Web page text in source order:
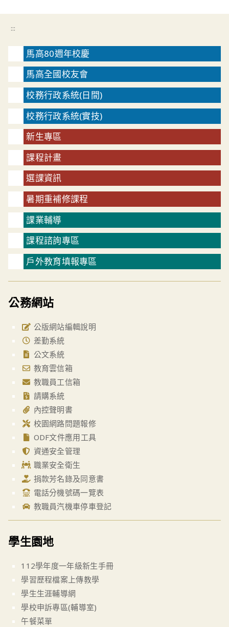
:::
馬高80週年校慶
馬高全國校友會
校務行政系統(日間)
校務行政系統(實技)
新生專區
課程計畫
選課資訊
暑期重補修課程
課業輔導
課程諮詢專區
戶外教育填報專區
公務網站
公版網站編輯說明
差勤系統
公文系統
教育雲信箱
教職員工信箱
請購系統
內控聲明書
校園網路問題報修
ODF文件應用工具
資通安全管理
職業安全衛生
捐款芳名錄及同意書
電話分機號碼一覽表
教職員汽機車停車登記
學生園地
112學年度一年級新生手冊
學習歷程檔案上傳教學
學生生涯輔導網
學校申訴專區(輔導室)
午餐菜單